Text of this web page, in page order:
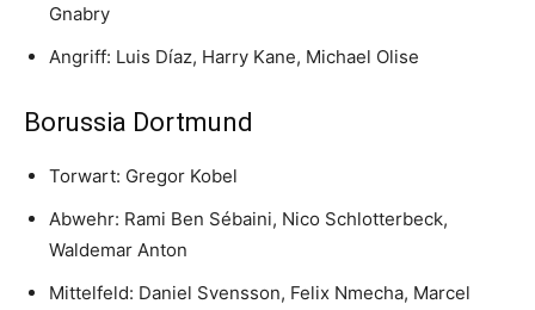
Gnabry
Angriff: Luis Díaz, Harry Kane, Michael Olise
Borussia Dortmund
Torwart: Gregor Kobel
Abwehr: Rami Ben Sébaini, Nico Schlotterbeck,
Waldemar Anton
Mittelfeld: Daniel Svensson, Felix Nmecha, Marcel